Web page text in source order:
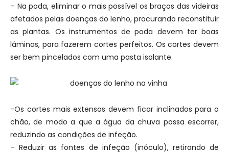
– Na poda, eliminar o mais possível os braços das videiras
afetados pelas doenças do lenho, procurando reconstituir
as plantas. Os instrumentos de poda devem ter boas
lâminas, para fazerem cortes perfeitos. Os cortes devem
ser bem pincelados com uma pasta isolante.
-Os cortes mais extensos devem ficar inclinados para o
chão, de modo a que a água da chuva possa escorrer,
reduzindo as condições de infeção.
– Reduzir as fontes de infeção (inóculo), retirando de